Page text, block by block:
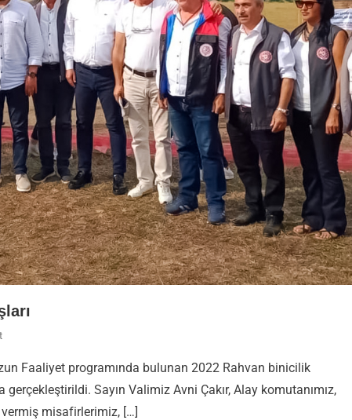
On
Rahvan
Binicilik
Yarışları
Faaliyet programında bulunan 2022 Rahvan binicilik
gerçekleştirildi. Sayın Valimiz Avni Çakır, Alay komutanımız,
misafirlerimiz, […]